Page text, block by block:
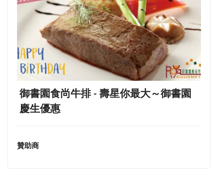
御書園食尚牛排 - 壽星你最大～御書園
慶生優惠
贊助商